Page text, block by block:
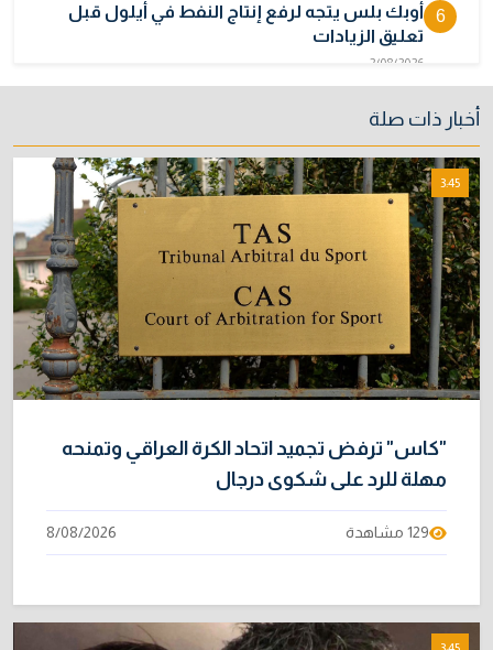
6
أوبك بلس يتجه لرفع إنتاج النفط في أيلول قبل
تعليق الزيادات
2/08/2026
3/08/2026
8
نائبة تحذر من اضطرابات بسبب تأخّر دفع رواتب
الموظفين
4/08/2026
9
خطر "إيبولا" يتضاعف.. ارتفاع عدد الإصابات
بالفيروس إلى 3748
3/08/2026
10
خبراء: 70 بالمئة من نفط الخليج لا يملك بديلاً عن
هرمز
2/08/2026
أخبار ذات صلة
3:45
"كاس" ترفض تجميد اتحاد الكرة العراقي وتمنحه
مهلة للرد على شكوى درجال
129 مشاهدة 8/08/2026